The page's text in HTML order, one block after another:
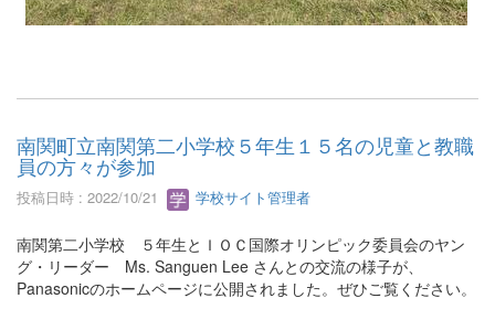
南関町立南関第二小学校５年生１５名の児童と教職
員の方々が参加
投稿日時 : 2022/10/21 学校サイト管理者
南関第二小学校 ５年生とＩＯＣ国際オリンピック委員会のヤン
グ・リーダー Ms. Sanguen Lee さんとの交流の様子が、
Panasonicのホームページに公開されました。ぜひご覧ください。